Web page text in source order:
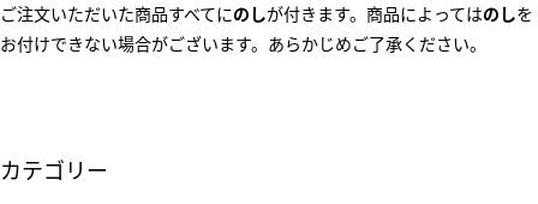
ご注文いただいた商品すべてにのしが付きます。商品によってはのしを
お付けできない場合がございます。あらかじめご了承ください。
カテゴリー